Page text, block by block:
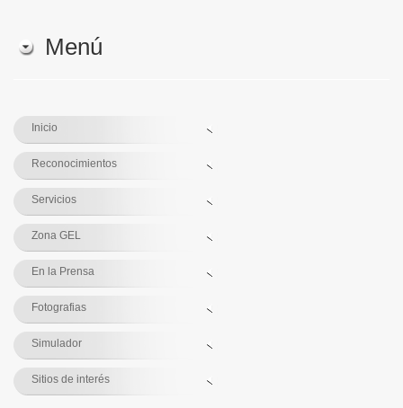
Menú
Inicio
Reconocimientos
Servicios
Zona GEL
En la Prensa
Fotografias
Simulador
Sitios de interés